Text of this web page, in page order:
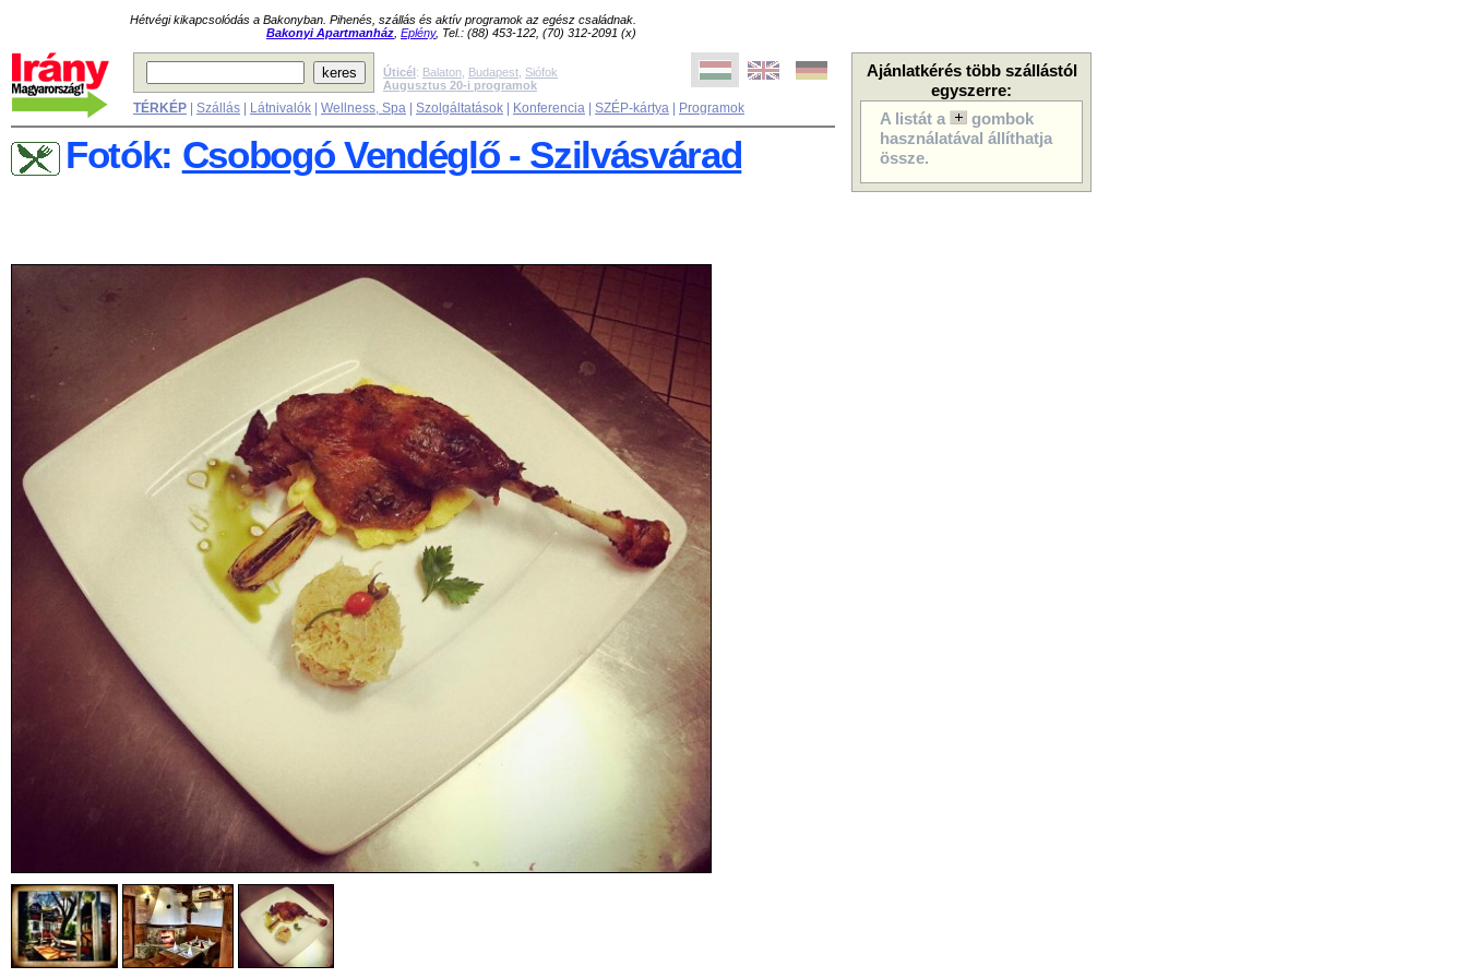
Hétvégi kikapcsolódás a Bakonyban. Pihenés, szállás és aktív programok az egész családnak.
Bakonyi Apartmanház Eplény, Tel.: (88) 453-122, (70) 312-2091 (x)
Ajánlatkérés több szállástól
egyszerre:
A listát a
gombok
használatával állíthatja
össze.
Úticél: Balaton Budapest Siófok
Augusztus 20-i programok
TÉRKÉP Szállás Látnivalók Wellness, Spa Szolgáltatások Konferencia SZÉP-kártya Programok
Fotók: Csobogó Vendéglő - Szilvásvárad